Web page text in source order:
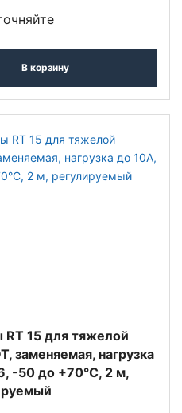
В корзину
15 для тяжелой
заменяемая, нагрузка
-50 до +70°С, 2 м,